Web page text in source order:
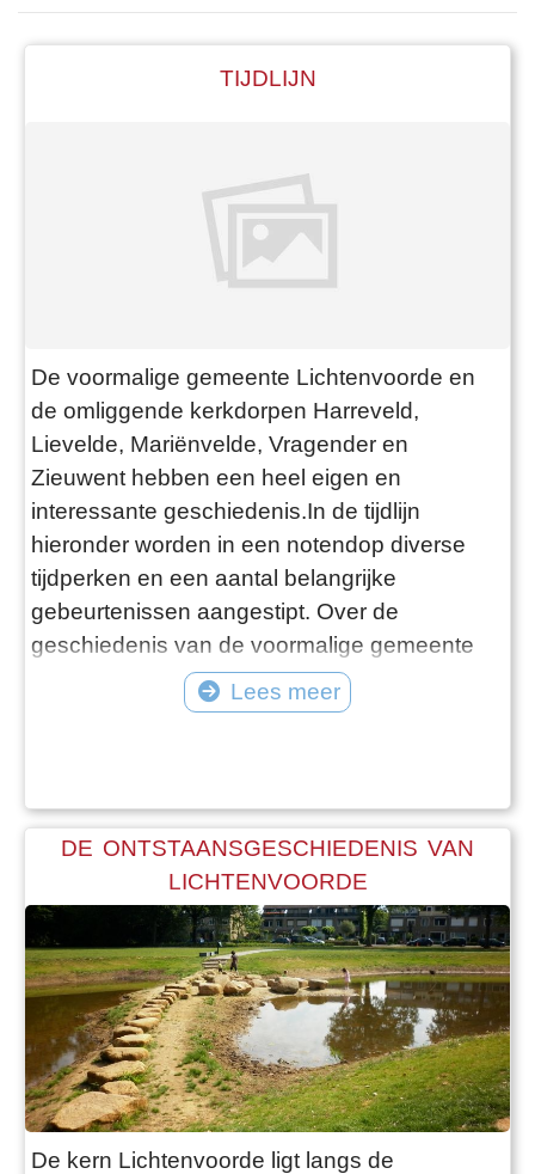
TIJDLIJN
De voormalige gemeente Lichtenvoorde en
de omliggende kerkdorpen Harreveld,
Lievelde, Mariënvelde, Vragender en
Zieuwent hebben een heel eigen en
interessante geschiedenis.In de tijdlijn
hieronder worden in een notendop diverse
tijdperken en een aantal belangrijke
gebeurtenissen aangestipt. Over de
geschiedenis van de voormalige gemeente
Lichtenvoorde is veel meer te vertellen en te
vinden, ook op deze website, maar die
Lees meer
DE ONTSTAANSGESCHIEDENIS VAN
LICHTENVOORDE
De kern Lichtenvoorde ligt langs de